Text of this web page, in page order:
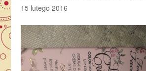
15 lutego 2016